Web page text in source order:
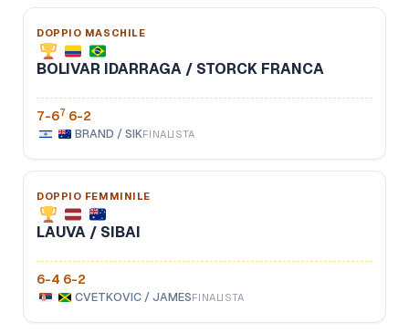
DOPPIO MASCHILE
BOLIVAR IDARRAGA / STORCK FRANCA
7-67 6-2
BRAND / SIKFINALISTA
DOPPIO FEMMINILE
LAUVA / SIBAI
6-4 6-2
CVETKOVIC / JAMESFINALISTA